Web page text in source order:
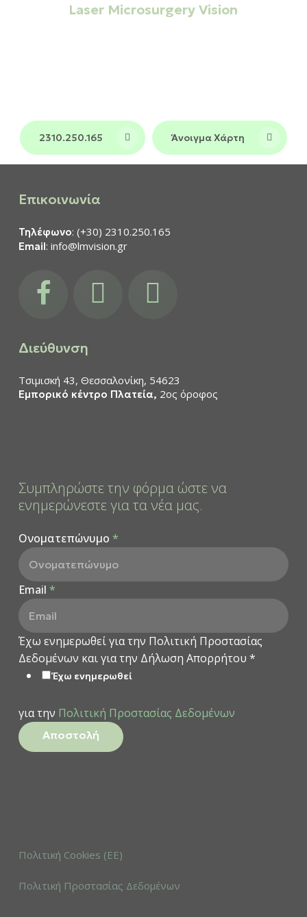
Laser Microsurgery Vision
2310.250.165 Άνοιγμα Χάρτη
Επικοινωνία
Τηλέφωνο: (+30) 2310.250.165
Email: info@lmvision.gr
Διεύθυνση
Τσιμισκή 43, Θεσσαλονίκη, 54623
Εμπορικό κέντρο Πλατεία, 2ος όροφος
Συμπληρώστε την φόρμα ώστε να
ενημερώνεστε για τα νέα μας.
Ονοματεπώνυμο *
Email *
Έχω ενημερωθεί για την Πολιτική Προστασίας
Δεδομένων και για την Δήλωση Απορρήτου *
Έχω ενημερωθεί
για την Πολιτική Προστασίας Δεδομένων
Αποστολή
Πολιτική Cookies (ΕΕ)
Πολιτική Προστασίας Δεδομένων